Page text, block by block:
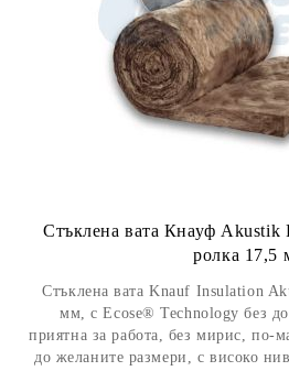
Стъклена вата Кнауф
ролка 17,5
Стъклена вата Knauf Insulation
мм, с Ecose® Technology без
приятна за работа, без мирис, по-
до желаните размери, с високо